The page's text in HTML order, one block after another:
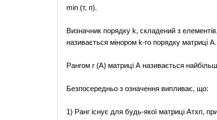
min (т, п).
Визначник порядку k, складений з
називається мінором k-гo порядку матриці А.
Рангом r (А) матриці А називається
Безпосередньо з означення випливає, що:
1) Ранг існує для будь-якої матриці Атхп,